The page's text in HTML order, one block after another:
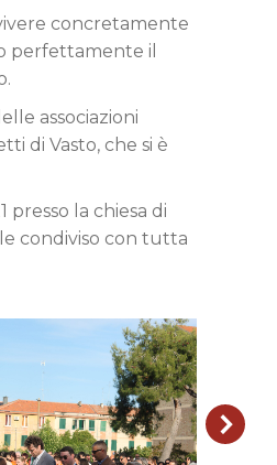
concretamente
perfettamente il
associazioni
di Vasto, che si è
la chiesa di
condiviso con tutta